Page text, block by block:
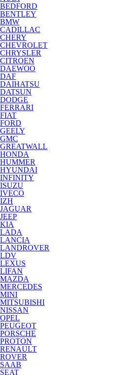
BEDFORD
BENTLEY
BMW
CADILLAC
CHERY
CHEVROLET
CHRYSLER
CITROEN
DAEWOO
DAF
DAIHATSU
DATSUN
DODGE
FERRARI
FIAT
FORD
GEELY
GMC
GREATWALL
HONDA
HUMMER
HYUNDAI
INFINITY
ISUZU
IVECO
IZH
JAGUAR
JEEP
KIA
LADA
LANCIA
LANDROVER
LDV
LEXUS
LIFAN
MAZDA
MERCEDES
MINI
MITSUBISHI
NISSAN
OPEL
PEUGEOT
PORSCHE
PROTON
RENAULT
ROVER
SAAB
SEAT